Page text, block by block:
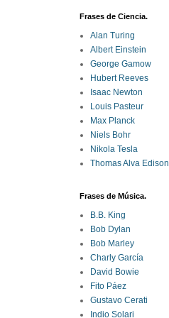
Frases de Ciencia.
Alan Turing
Albert Einstein
George Gamow
Hubert Reeves
Isaac Newton
Louis Pasteur
Max Planck
Niels Bohr
Nikola Tesla
Thomas Alva Edison
Frases de Música.
B.B. King
Bob Dylan
Bob Marley
Charly García
David Bowie
Fito Páez
Gustavo Cerati
Indio Solari